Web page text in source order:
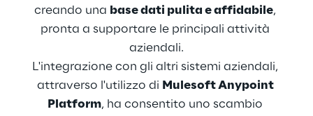
creando una base dati pulita e affidabile,
pronta a supportare le principali attività
aziendali.
L'integrazione con gli altri sistemi aziendali,
attraverso l'utilizzo di Mulesoft Anypoint
Platform, ha consentito uno scambio